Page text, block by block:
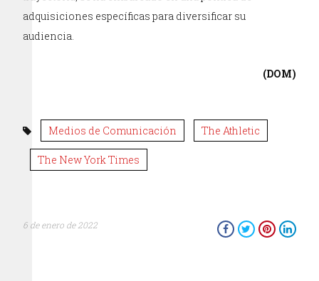
adquisiciones específicas para diversificar su
audiencia.
(DOM)
Medios de Comunicación The Athletic
The New York Times
6 de enero de 2022